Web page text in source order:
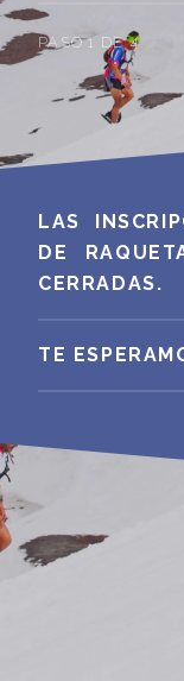
PASO 1 DE 4
LAS
DE
CERRADAS.
TE